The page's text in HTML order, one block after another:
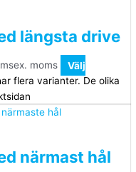
längsta drive
ex. moms
Välj
flera varianter. De olika
närmast hål